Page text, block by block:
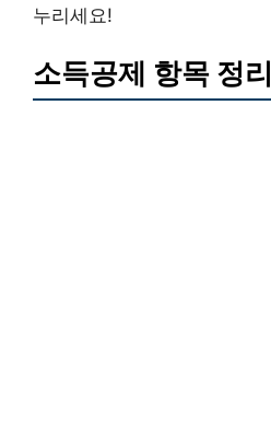
누리세요!
소득공제 항목 정리